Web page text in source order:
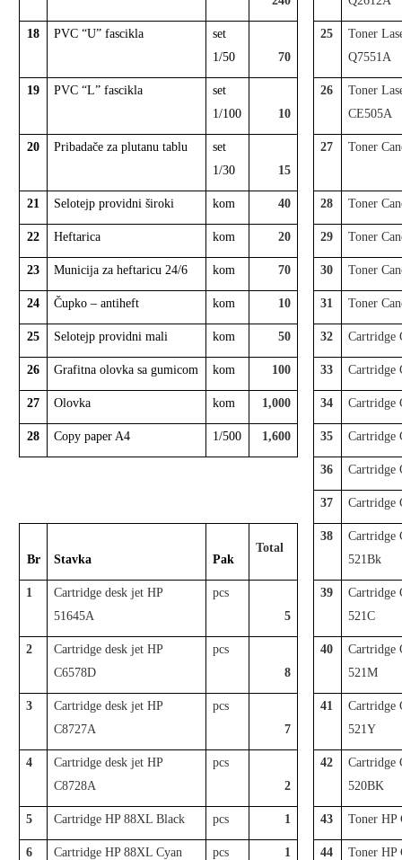
18 PVC “U” fascikla
set
1/50
70
25
Toner
Q7551A
19 PVC “L” fascikla
set
1/100
10
26
Toner
CE505A
20 Pribadače za plutanu tablu
set
1/30
15
27 Toner
21 Selotejp providni široki kom 40 28 Toner
22 Heftarica kom 20 29 Toner
23 Municija za heftaricu 24/6 kom 70 30 Toner
24 Čupko – antiheft kom 10 31 Toner
25 Selotejp providni mali kom 50 32 Cartridge
26 Grafitna olovka sa gumicom kom 100 33 Cartridge
27 Olovka kom 1,000 34 Cartridge
28 Copy paper A4 1/500 1,600 35 Cartridge
36 Cartridge
37 Cartridge
Br Stavka Pak
Total
38
Cartridge
521Bk
1
Cartridge desk jet HP
51645A
pcs
5
39
Cartridge
521C
2
Cartridge desk jet HP
C6578D
pcs
8
40
Cartridge
521M
3
Cartridge desk jet HP
C8727A
pcs
7
41
Cartridge
521Y
4
Cartridge desk jet HP
C8728A
pcs
2
42
Cartridge
520BK
5 Cartridge HP 88XL Black pcs 1 43 Toner HP
6 Cartridge HP 88XL Cyan pcs 1 44 Toner HP